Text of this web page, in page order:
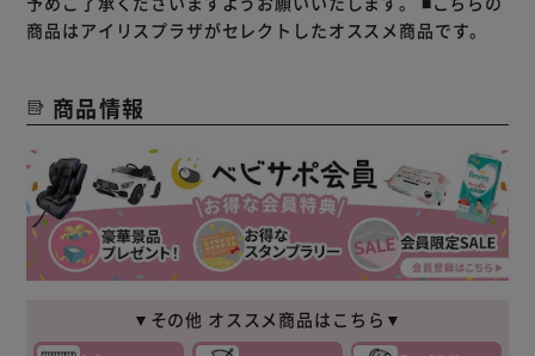
商品はアイリスプラザがセレクトしたオススメ商品です。
商品情報
▼その他 オススメ商品はこちら▼